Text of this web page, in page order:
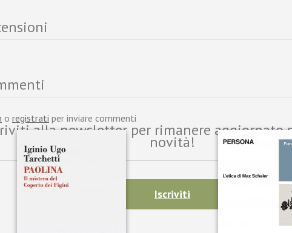
o registrati per inviare commenti
alla newsletter per rimanere aggiornato
novità!
Iscriviti